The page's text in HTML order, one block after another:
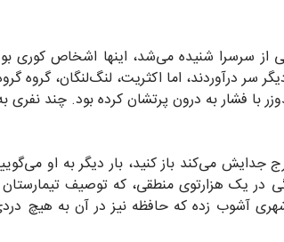
از سرسرا شنیده می‌شد، اینها اشخاص کوری
سر درآوردند، اما اکثریت، لنگ‌لنگان، گروه
با فشار به درون پرتشان کرده بود. چند نفری
جدایش می‌کند باز کنید، بار دیگر به او
در یک هزارتوی منطقی، که توصیف
آشوب زده که حافظه نیز در آن به هیچ